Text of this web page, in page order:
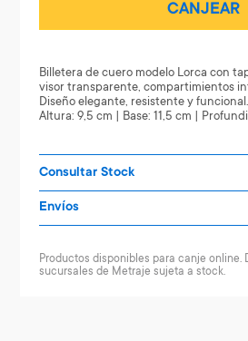
CANJEAR
Billetera de cuero modelo Lorca con
visor transparente, compartimientos
Diseño elegante, resistente y
Altura: 9,5 cm | Base: 11,5 cm |
Consultar Stock
Envíos
Productos disponibles para canje online.
sucursales de Metraje sujeta a stock.